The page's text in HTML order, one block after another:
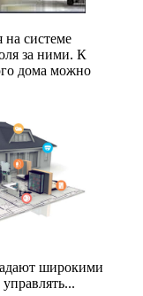
на системе
за ними. К
дома можно
широкими